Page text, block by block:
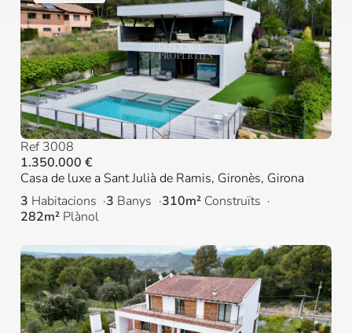
Ref 3008
1.350.000 €
Casa de luxe a Sant Julià de Ramis, Gironès, Girona
3 Habitacions 3 Banys 310m² Construïts
282m² Plànol